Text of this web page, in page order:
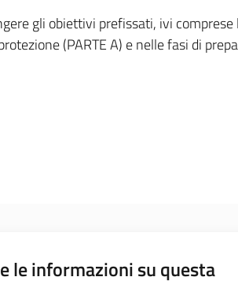
gli obiettivi prefissati, ivi
(PARTE A) e nelle fasi di
le informazioni su questa